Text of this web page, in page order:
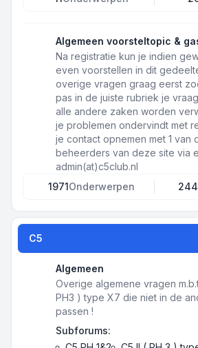
Algemeen voorsteltopic &
Na registratie kun je indien
even voorstellen in dit
overige vragen graag eerst
pas in de juiste rubriek je vraag
alle andere zaken worden
je problemen ondervindt met
je contact opnemen met 1 van
beheerders van deze site via
admin(at)c5club.nl
1971Onderwerpen
C5
Algemeen
Overige algemene vragen
PH3 ) type X7 die niet in de
passen !
Subforums: